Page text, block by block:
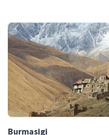
Burmasigi